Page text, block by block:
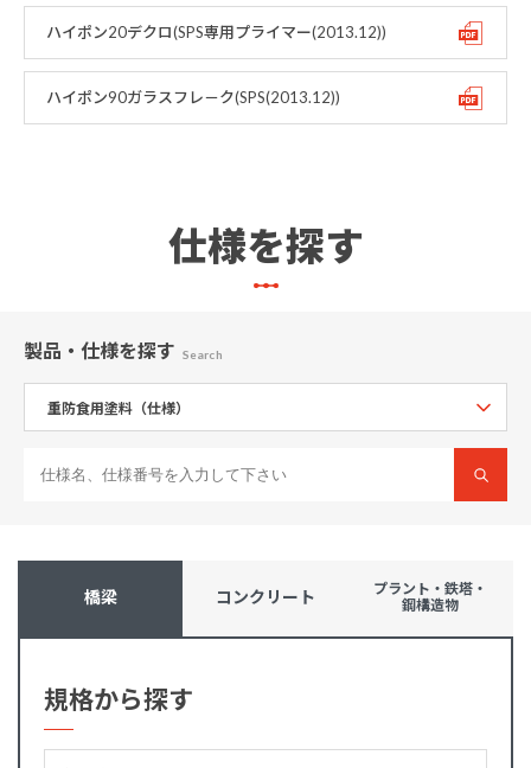
ハイポン20デクロ(SPS専用プライマー(2013.12))
ハイポン90ガラスフレ－ク(SPS(2013.12))
仕様を探す
製品・仕様を探す Search
橋梁 コンクリート
プラント・鉄塔・
鋼構造物
規格から探す